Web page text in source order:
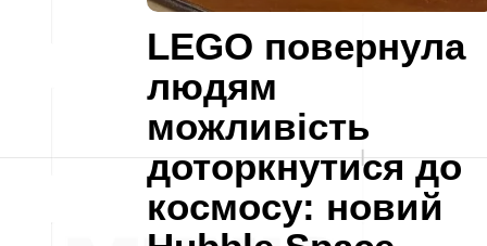
LEGO повернула
людям
можливість
доторкнутися до
космосу: новий